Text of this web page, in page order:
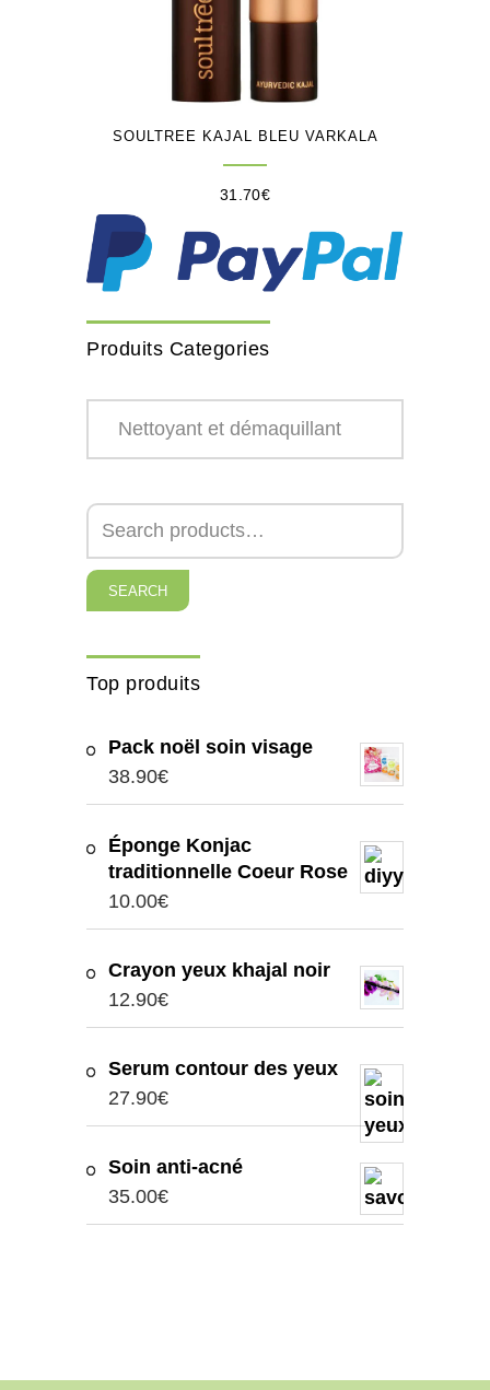
SOULTREE KAJAL BLEU VARKALA
31.70€
Produits Categories
SEARCH
Top produits
Pack noël soin visage
38.90€
Éponge Konjac
traditionnelle Coeur Rose
10.00€
Crayon yeux khajal noir
12.90€
Serum contour des yeux
27.90€
Soin anti-acné
35.00€